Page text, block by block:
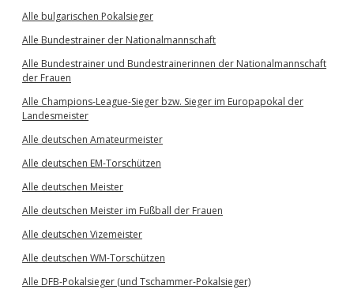
Alle bulgarischen Pokalsieger
Alle Bundestrainer der Nationalmannschaft
Alle Bundestrainer und Bundestrainerinnen der Nationalmannschaft
der Frauen
Alle Champions-League-Sieger bzw. Sieger im Europapokal der
Landesmeister
Alle deutschen Amateurmeister
Alle deutschen EM-Torschützen
Alle deutschen Meister
Alle deutschen Meister im Fußball der Frauen
Alle deutschen Vizemeister
Alle deutschen WM-Torschützen
Alle DFB-Pokalsieger (und Tschammer-Pokalsieger)